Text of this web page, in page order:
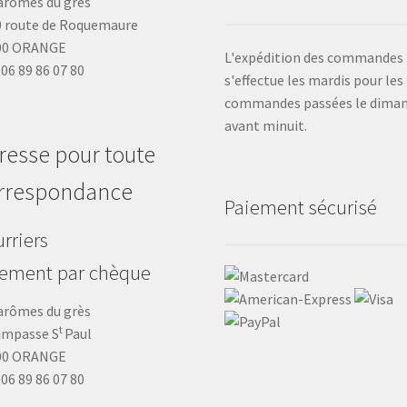
route de Roquemaure
ORANGE
89 86 07 80
pour toute
par chèque
du grès
St Paul
ORANGE
89 86 07 80
L'expédition des commandes
s'effectue les mardis pour les
commandes passées le
avant minuit.
Paiement sécurisé